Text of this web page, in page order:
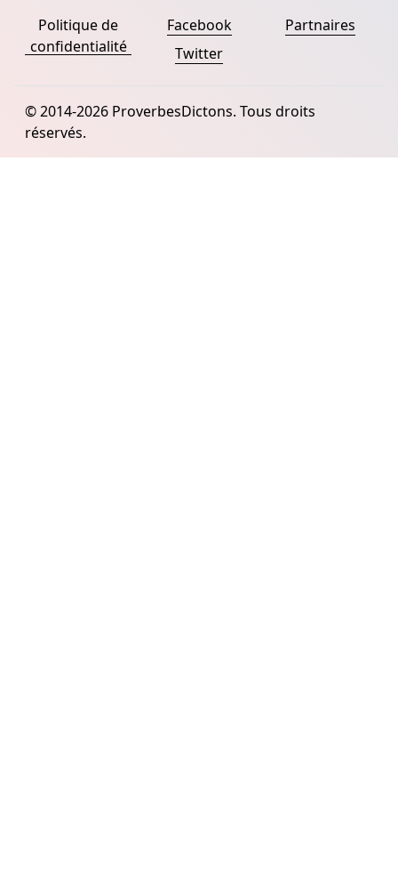
Politique de
confidentialité
Facebook
Twitter
Partnaires
© 2014-2026 ProverbesDictons. Tous droits
réservés.